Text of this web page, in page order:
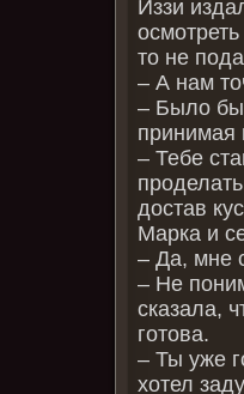
Иззи
то не
– А нам
– Было бы
принимая
– Тебе
достав
Марка и
– Да, мне
– Не
сказала,
готова.
– Ты уже
хотел